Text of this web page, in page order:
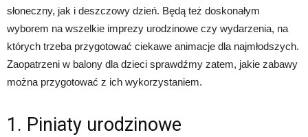
słoneczny, jak i deszczowy dzień. Będą też doskonałym
wyborem na wszelkie imprezy urodzinowe czy wydarzenia, na
których trzeba przygotować ciekawe animacje dla najmłodszych.
Zaopatrzeni w balony dla dzieci sprawdźmy zatem, jakie zabawy
można przygotować z ich wykorzystaniem.
1. Piniaty urodzinowe